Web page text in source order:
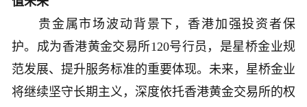
贵金属市场波动背景下，香港加强投资者保
护。成为香港黄金交易所120号行员，是星桥金业规
范发展、提升服务标准的重要体现。未来，星桥金业
将继续坚守长期主义，深度依托香港黄金交易所的权